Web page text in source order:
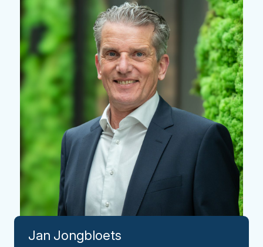
Jan Jongbloets